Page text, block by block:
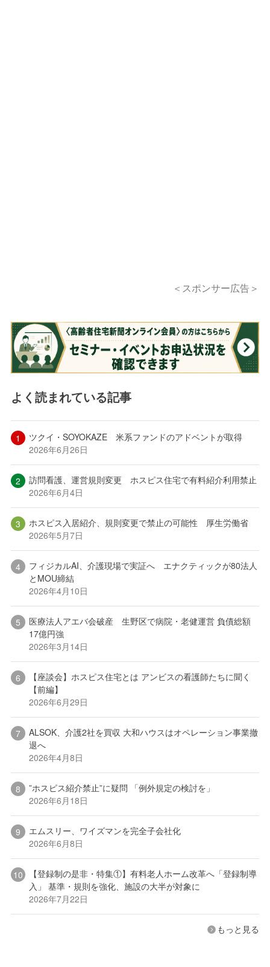
＜スポンサー広告＞
よく読まれている記事
ツクイ・SOYOKAZE 米系ファンドのアドベントが取得
2026年6月26日
訪問看護、運営規則変更 ホスピス住宅で有料紹介利用禁止
2026年6月4日
ホスピス入居紹介、規則変更で禁止の可能性 厚生労働省
2026年5月7日
フィジカルAI、介護現場で実証へ エナクティックが80法人
とMOU締結
2026年4月10日
医療法人アエバ会破産 生野区で病院・老健運営 負債総額
17億円強
2026年3月14日
【座談会】ホスピス住宅とは アンビスの看護師たちに聞く
【前編】
2026年6月29日
ALSOK、介護2社を買収 大和ハウスはオペレーション事業撤
退へ
2026年4月8日
”ホスピス紹介禁止”に疑問 「例外規定の検討を」
2026年6月18日
エムスリー、ワイズマンを完全子会社化
2026年6月8日
【登録制の是非・特集①】有料老人ホーム改革へ「登録制導
入」 基準・規則を強化、施設の大半が対象に
2026年7月22日
もっと見る